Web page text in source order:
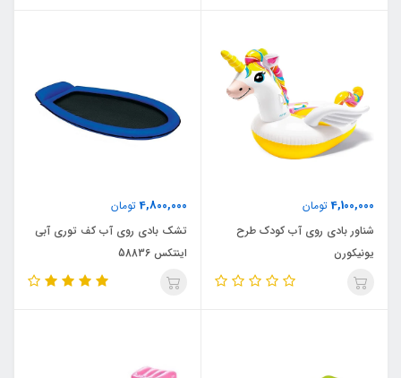
4,100,000تومان
شناور بادی روی آب کودک طرح
یونیکورن
4,800,000تومان
تشک بادی روی آب کف توری آبی
اینتکس 58836